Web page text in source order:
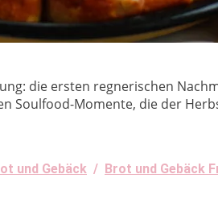
die ersten regnerischen
Soulfood-Momente, die der
und Gebäck / Brot und Gebäck